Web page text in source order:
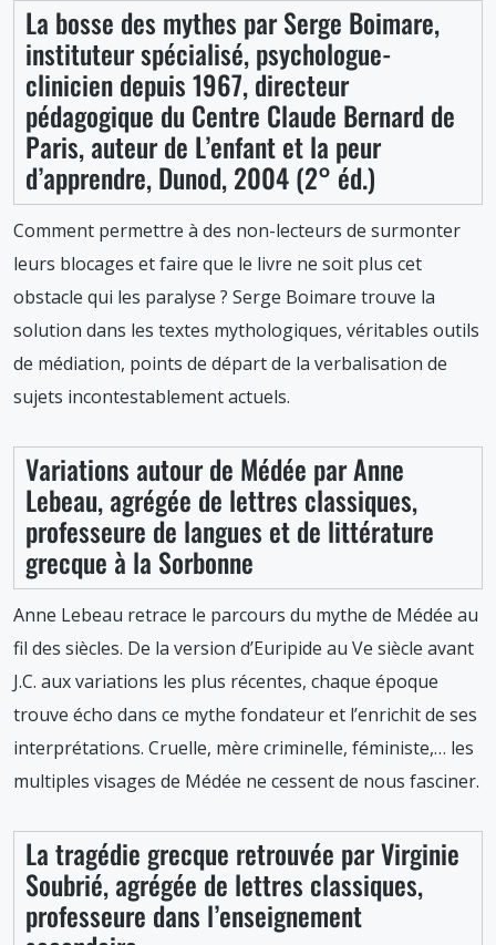
La bosse des mythes par Serge Boimare,
instituteur spécialisé, psychologue-
clinicien depuis 1967, directeur
pédagogique du Centre Claude Bernard de
Paris, auteur de L’enfant et la peur
d’apprendre, Dunod, 2004 (2° éd.)
Comment permettre à des non-lecteurs de surmonter
leurs blocages et faire que le livre ne soit plus cet
obstacle qui les paralyse ? Serge Boimare trouve la
solution dans les textes mythologiques, véritables outils
de médiation, points de départ de la verbalisation de
sujets incontestablement actuels.
Variations autour de Médée par Anne
Lebeau, agrégée de lettres classiques,
professeure de langues et de littérature
grecque à la Sorbonne
Anne Lebeau retrace le parcours du mythe de Médée au
fil des siècles. De la version d’Euripide au Ve siècle avant
J.C. aux variations les plus récentes, chaque époque
trouve écho dans ce mythe fondateur et l’enrichit de ses
interprétations. Cruelle, mère criminelle, féministe,… les
multiples visages de Médée ne cessent de nous fasciner.
La tragédie grecque retrouvée par Virginie
Soubrié, agrégée de lettres classiques,
professeure dans l’enseignement